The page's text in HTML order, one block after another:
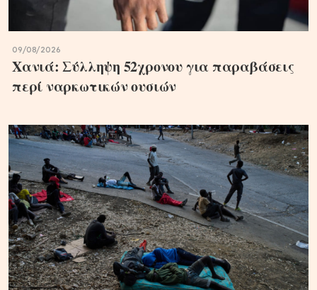
09/08/2026
Χανιά: Σύλληψη 52χρονου για παραβάσεις
περί ναρκωτικών ουσιών